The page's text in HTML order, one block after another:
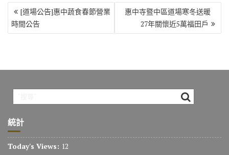
文
章
導
[道場公告]惠中蔬食春節營業
時間公告
惠中寺暨中區道場寒冬送暖
27年關懷近5萬福田戶
統計
Today's Views: 12